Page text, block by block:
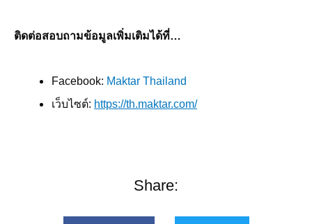
ติดต่อสอบถามข้อมูลเพิ่มเติมได้ที่…
Facebook: Maktar Thailand
เว็บไซต์: https://th.maktar.com/
Share: